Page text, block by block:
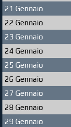
21 Gennaio
22 Gennaio
23 Gennaio
24 Gennaio
25 Gennaio
26 Gennaio
27 Gennaio
28 Gennaio
29 Gennaio